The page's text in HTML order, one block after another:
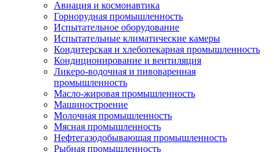
Авиация и космонавтика
Горнорудная промышленность
Испытательное оборудование
Испытательные климатические камеры
Кондитерская и хлебопекарная промышленность
Кондиционирование и вентиляция
Ликеро-водочная и пивоваренная
промышленность
Масло-жировая промышленность
Машиностроение
Молочная промышленность
Мясная промышленность
Нефтегазодобывающая промышленность
Рыбная промышленность